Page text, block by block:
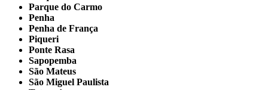
Parque do Carmo
Penha
Penha de França
Piqueri
Ponte Rasa
Sapopemba
São Mateus
São Miguel Paulista